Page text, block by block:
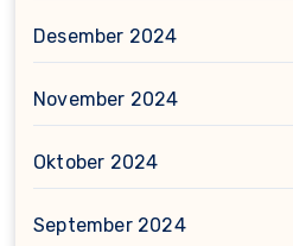
Desember 2024
November 2024
Oktober 2024
September 2024